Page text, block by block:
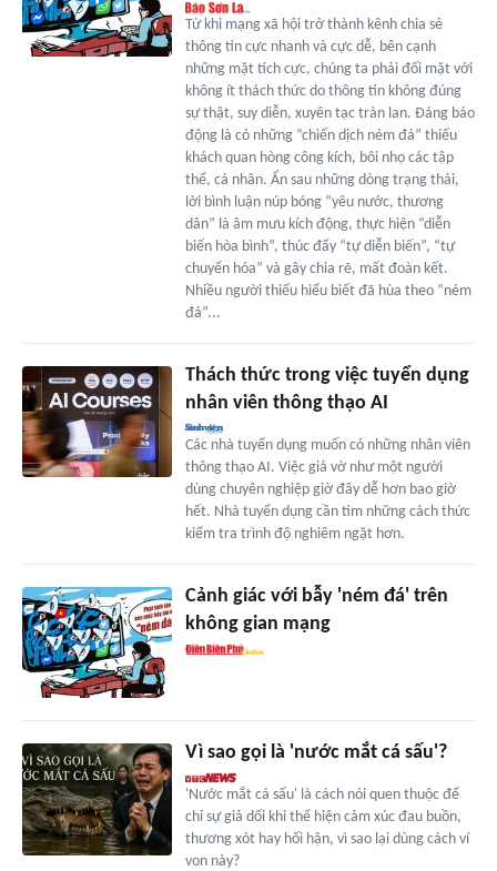
Từ khi mạng xã hội trở thành kênh chia sẻ
thông tin cực nhanh và cực dễ, bên cạnh
những mặt tích cực, chúng ta phải đối mặt với
không ít thách thức do thông tin không đúng
sự thật, suy diễn, xuyên tạc tràn lan. Đáng báo
động là có những “chiến dịch ném đá” thiếu
khách quan hòng công kích, bôi nhọ các tập
thể, cá nhân. Ẩn sau những dòng trạng thái,
lời bình luận núp bóng “yêu nước, thương
dân” là âm mưu kích động, thực hiện “diễn
biến hòa bình”, thúc đẩy “tự diễn biến”, “tự
chuyển hóa” và gây chia rẽ, mất đoàn kết.
Nhiều người thiếu hiểu biết đã hùa theo “ném
đá”...
Thách thức trong việc tuyển dụng
nhân viên thông thạo AI
Các nhà tuyển dụng muốn có những nhân viên
thông thạo AI. Việc giả vờ như một người
dùng chuyên nghiệp giờ đây dễ hơn bao giờ
hết. Nhà tuyển dụng cần tìm những cách thức
kiểm tra trình độ nghiêm ngặt hơn.
Cảnh giác với bẫy 'ném đá' trên
không gian mạng
Vì sao gọi là 'nước mắt cá sấu'?
'Nước mắt cá sấu' là cách nói quen thuộc để
chỉ sự giả dối khi thể hiện cảm xúc đau buồn,
thương xót hay hối hận, vì sao lại dùng cách ví
von này?